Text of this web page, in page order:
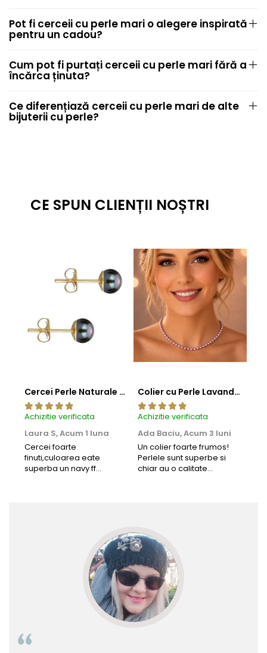
Pot fi cerceii cu perle mari o alegere inspirată
pentru un cadou?
Cum pot fi purtați cerceii cu perle mari fără a
încărca ținuta?
Ce diferențiază cerceii cu perle mari de alte
bijuterii cu perle?
CE SPUN CLIENȚII NOȘTRI
Cercei Perle Naturale Negre 5-6 mm, Buton AAA, Aur 14K (aur 585), Tip Șurub | KASKADDA®
Achizitie verificata
Laura S,Acum 1 luna
Cercei foarte
finuti,culoarea eate
superba un navy ff
Colier cu Perle Lavanda la Baza Gatului, de 4-5 mm, Perle Rare, Calitate AAA+, Aur 14K | KASKADDA®
Achizitie verificata
Ada Baciu,Acum 3 luni
Un colier foarte frumos!
Perlele sunt superbe si
chiar au o calitate